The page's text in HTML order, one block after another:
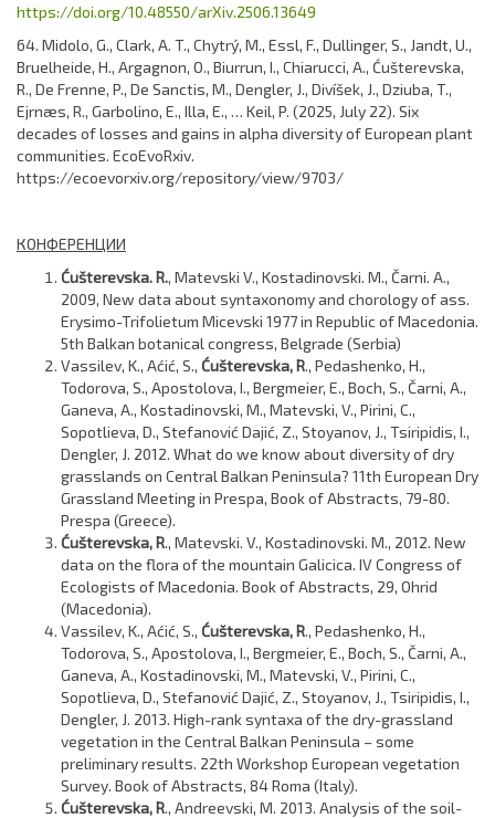
https://doi.org/10.48550/arXiv.2506.13649
64. Midolo, G., Clark, A. T., Chytrý, M., Essl, F., Dullinger, S., Jandt, U.,
Bruelheide, H., Argagnon, O., Biurrun, I., Chiarucci, A., Ćušterevska,
R., De Frenne, P., De Sanctis, M., Dengler, J., Divíšek, J., Dziuba, T.,
Ejrnæs, R., Garbolino, E., Illa, E., … Keil, P. (2025, July 22). Six
decades of losses and gains in alpha diversity of European plant
communities. EcoEvoRxiv.
https://ecoevorxiv.org/repository/view/9703/
КОНФЕРЕНЦИИ
Ćušterevska. R., Matevski V., Kostadinovski. M., Čarni. A.,
2009, New data about syntaxonomy and chorology of ass.
Erysimo-Trifolietum Micevski 1977 in Republic of Macedonia.
5th Balkan botanical congress, Belgrade (Serbia)
Vassilev, K., Aćić, S., Ćušterevska, R., Pedashenko, H.,
Todorova, S., Apostolova, I., Bergmeier, E., Boch, S., Čarni, A.,
Ganeva, A., Kostadinovski, M., Matevski, V., Pirini, C.,
Sopotlieva, D., Stefanović Dajić, Z., Stoyanov, J., Tsiripidis, I.,
Dengler, J. 2012. What do we know about diversity of dry
grasslands on Central Balkan Peninsula? 11th European Dry
Grassland Meeting in Prespa, Book of Abstracts, 79-80.
Prespa (Greece).
Ćušterevska, R., Matevski. V., Kostadinovski. M., 2012. New
data on the flora of the mountain Galicica. IV Congress of
Ecologists of Macedonia. Book of Abstracts, 29, Ohrid
(Macedonia).
Vassilev, K., Aćić, S., Ćušterevska, R., Pedashenko, H.,
Todorova, S., Apostolova, I., Bergmeier, E., Boch, S., Čarni, A.,
Ganeva, A., Kostadinovski, M., Matevski, V., Pirini, C.,
Sopotlieva, D., Stefanović Dajić, Z., Stoyanov, J., Tsiripidis, I.,
Dengler, J. 2013. High-rank syntaxa of the dry-grassland
vegetation in the Central Balkan Peninsula – some
preliminary results. 22th Workshop European vegetation
Survey. Book of Abstracts, 84 Roma (Italy).
Ćušterevska, R., Andreevski, M. 2013. Analysis of the soil-